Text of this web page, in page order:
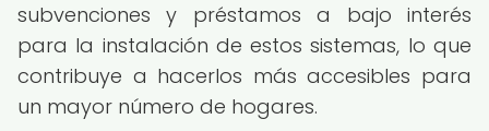
subvenciones y préstamos a bajo interés
para la instalación de estos sistemas, lo que
contribuye a hacerlos más accesibles para
un mayor número de hogares.